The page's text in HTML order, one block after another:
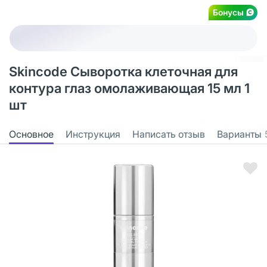
Бонусы
Skincode Сыворотка клеточная для
контура глаз омолаживающая 15 мл 1
шт
Основное Инструкция Написать отзыв Варианты